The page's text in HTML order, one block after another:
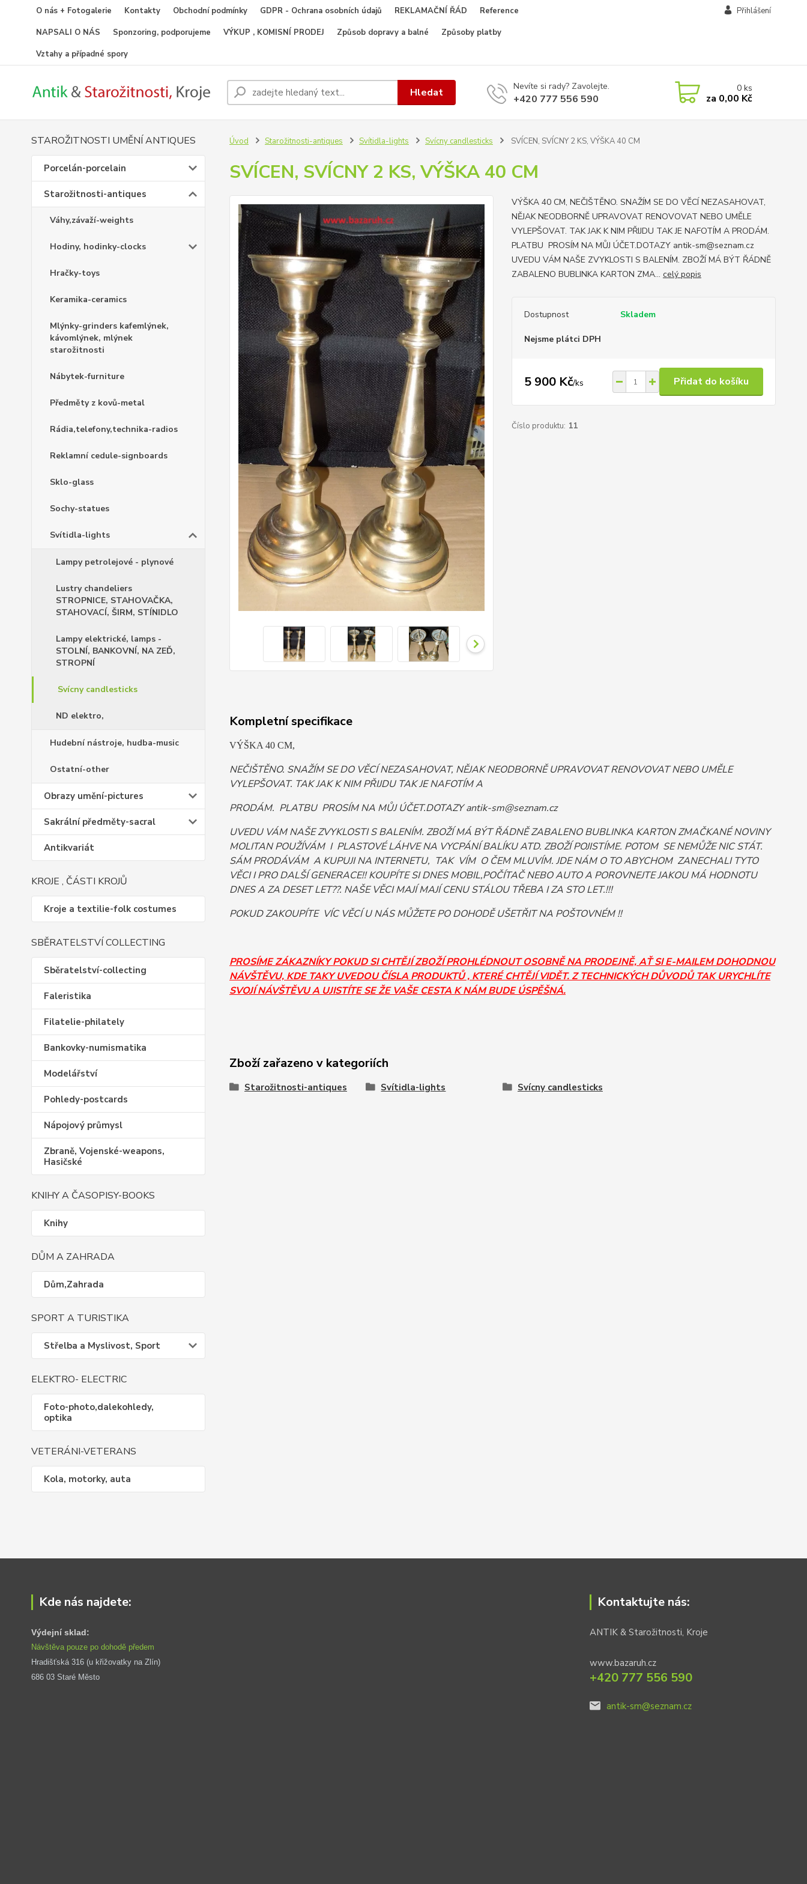
O nás + Fotogalerie Kontakty Obchodní podmínky GDPR - Ochrana osobních údajů REKLAMAČNÍ ŘÁD
Reference
NAPSALI O NÁS
Sponzoring, podporujeme VÝKUP , KOMISNÍ PRODEJ Způsob dopravy a balné
Způsoby platby
Vztahy a případné spory
Přihlášení
Hledat Nevíte si rady? Zavolejte.
+420 777 556 590
0ks
za 0,00 Kč
STAROŽITNOSTI UMĚNÍ ANTIQUES
Porcelán-porcelain
Starožitnosti-antiques
Váhy,závaží-weights
Hodiny, hodinky-clocks
Hračky-toys
Keramika-ceramics
Mlýnky-grinders kafemlýnek,
kávomlýnek, mlýnek
starožitnosti
Nábytek-furniture
Předměty z kovů-metal
Rádia,telefony,technika-radios
Reklamní cedule-signboards
Sklo-glass
Sochy-statues
Svítidla-lights
Lampy petrolejové - plynové
Lustry chandeliers
STROPNICE, STAHOVAČKA,
STAHOVACÍ, ŠIRM, STÍNIDLO
Lampy elektrické, lamps -
STOLNÍ, BANKOVNÍ, NA ZEĎ,
STROPNÍ
Svícny candlesticks
ND elektro,
Hudební nástroje, hudba-music
Ostatní-other
Obrazy umění-pictures
Sakrální předměty-sacral
Antikvariát
KROJE , ČÁSTI KROJŮ
Kroje a textilie-folk costumes
SBĚRATELSTVÍ COLLECTING
Sběratelství-collecting
Faleristika
Filatelie-philately
Bankovky-numismatika
Modelářství
Pohledy-postcards
Nápojový průmysl
Zbraně, Vojenské-weapons,
Hasičské
KNIHY A ČASOPISY-BOOKS
Knihy
DŮM A ZAHRADA
Dům,Zahrada
SPORT A TURISTIKA
Střelba a Myslivost, Sport
ELEKTRO- ELECTRIC
Foto-photo,dalekohledy,
optika
VETERÁNI-VETERANS
Kola, motorky, auta
Úvod Starožitnosti-antiques Svítidla-lights Svícny candlesticks SVÍCEN, SVÍCNY 2 KS, VÝŠKA 40 CM
SVÍCEN, SVÍCNY 2 KS, VÝŠKA 40 CM
VÝŠKA 40 CM, NEČIŠTĚNO. SNAŽÍM SE DO VĚCÍ NEZASAHOVAT,
NĚJAK NEODBORNĚ UPRAVOVAT RENOVOVAT NEBO UMĚLE
VYLEPŠOVAT. TAK JAK K NIM PŘIJDU TAK JE NAFOTÍM A PRODÁM.
PLATBU PROSÍM NA MŮJ ÚČET.DOTAZY antik-sm@seznam.cz
UVEDU VÁM NAŠE ZVYKLOSTI S BALENÍM. ZBOŽÍ MÁ BÝT ŘÁDNĚ
ZABALENO BUBLINKA KARTON ZMA... celý popis
Dostupnost Skladem
Nejsme plátci DPH
5 900 Kč/ks Přidat do košíku
Číslo produktu: 11
Kompletní specifikace
VÝŠKA 40 CM,
NEČIŠTĚNO. SNAŽÍM SE DO VĚCÍ NEZASAHOVAT, NĚJAK NEODBORNĚ UPRAVOVAT RENOVOVAT NEBO UMĚLE
VYLEPŠOVAT. TAK JAK K NIM PŘIJDU TAK JE NAFOTÍM A
PRODÁM. PLATBU PROSÍM NA MŮJ ÚČET.DOTAZY antik-sm@seznam.cz
UVEDU VÁM NAŠE ZVYKLOSTI S BALENÍM. ZBOŽÍ MÁ BÝT ŘÁDNĚ ZABALENO BUBLINKA KARTON ZMAČKANÉ NOVINY
MOLITAN POUŽÍVÁM I PLASTOVÉ LÁHVE NA VYCPÁNÍ BALÍKU ATD. ZBOŽÍ POJISTÍME. POTOM SE NEMŮŽE NIC STÁT.
SÁM PRODÁVÁM A KUPUJI NA INTERNETU, TAK VÍM O ČEM MLUVÍM. JDE NÁM O TO ABYCHOM ZANECHALI TYTO
VĚCI I PRO DALŠÍ GENERACE!! KOUPÍTE SI DNES MOBIL,POČÍTAČ NEBO AUTO A POROVNEJTE JAKOU MÁ HODNOTU
DNES A ZA DESET LET??. NAŠE VĚCI MAJÍ MAJÍ CENU STÁLOU TŘEBA I ZA STO LET.!!!
POKUD ZAKOUPÍTE VÍC VĚCÍ U NÁS MŮŽETE PO DOHODĚ UŠETŘIT NA POŠTOVNÉM !!
PROSÍME ZÁKAZNÍKY POKUD SI CHTĚJÍ ZBOŽÍ PROHLÉDNOUT OSOBNĚ NA PRODEJNĚ, AŤ SI E-MAILEM DOHODNOU
NÁVŠTĚVU, KDE TAKY UVEDOU ČÍSLA PRODUKTŮ , KTERÉ CHTĚJÍ VIDĚT. Z TECHNICKÝCH DŮVODŮ TAK URYCHLÍTE
SVOJÍ NÁVŠTĚVU A UJISTÍTE SE ŽE VAŠE CESTA K NÁM BUDE ÚSPĚŠNÁ.
Zboží zařazeno v kategoriích
Starožitnosti-antiques Svítidla-lights Svícny candlesticks
Kde nás najdete:
Výdejní sklad:
Návštěva pouze po dohodě předem
Hradišťská 316 (u křižovatky na Zlín)
686 03 Staré Město
Kontaktujte nás:
ANTIK & Starožitnosti, Kroje
www.bazaruh.cz
+420 777 556 590
antik-sm@seznam.cz